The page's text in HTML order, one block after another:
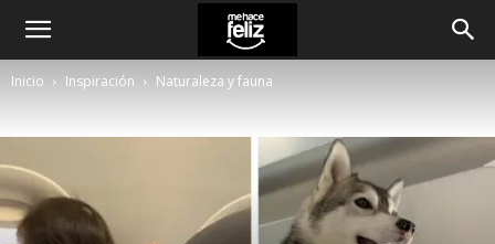
Inicio Inspiración Naturaleza y fauna